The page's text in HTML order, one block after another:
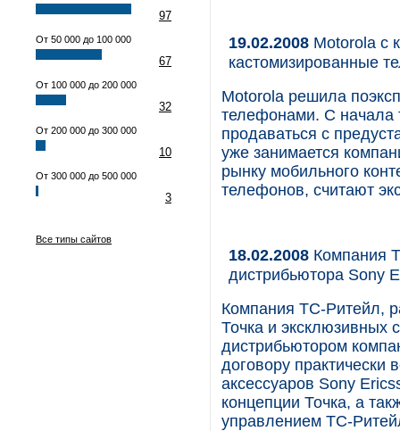
97
От 50 000 до 100 000
67
От 100 000 до 200 000
32
От 200 000 до 300 000
10
От 300 000 до 500 000
3
Все типы сайтов
19.02.2008 Motorola с
кастомизированные
Motorola решила
телефонами. С начала
продаваться с
уже занимается
рынку мобильного
телефонов, считают
18.02.2008 Компания
дистрибьютора Sony
Компания ТС-Ритейл,
Точка и
дистрибьютором
договору
аксессуаров Sony
концепции Точка, а
управлением ТС-